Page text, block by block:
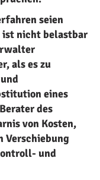
seien
nicht belastbar
als es zu
eines
des
von Kosten,
Verschiebung
und